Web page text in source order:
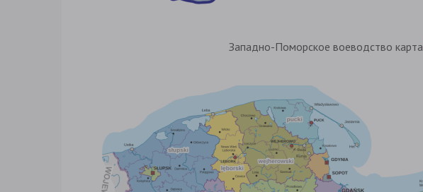
Западно-Поморское воеводство карта